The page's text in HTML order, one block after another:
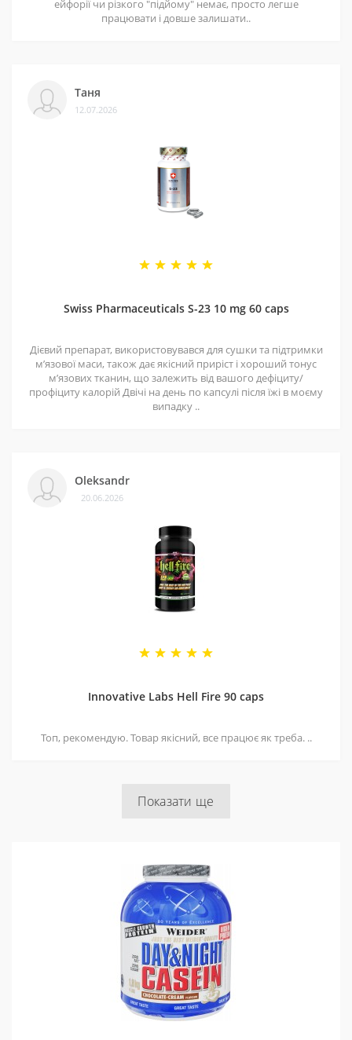
больше одного черпака в течении 24 часов!
ейфорії чи різкого "підйому" немає, просто легше
працювати і довше залишати..
Таня
12.07.2026
Swiss Pharmaceuticals S-23 10 mg 60 caps
Дієвий препарат, використовувався для сушки та підтримки
мʼязової маси, також дає якісний приріст і хороший тонус
мʼязових тканин, що залежить від вашого дефіциту/
профіциту калорій Двічі на день по капсулі після їжі в моєму
випадку ..
Oleksandr
20.06.2026
Innovative Labs Hell Fire 90 caps
Топ, рекомендую. Товар якісний, все працює як треба. ..
Показати ще